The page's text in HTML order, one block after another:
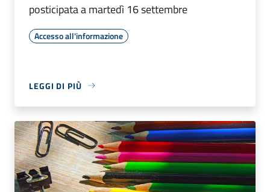
posticipata a martedì 16 settembre
Accesso all'informazione
LEGGI DI PIÙ